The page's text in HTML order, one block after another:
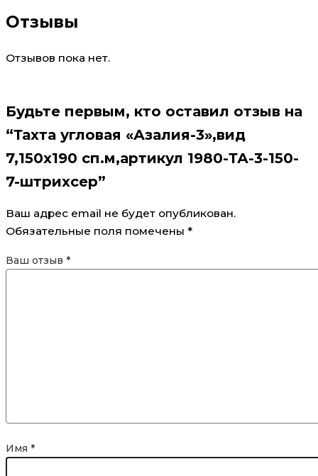
Отзывы
Отзывов пока нет.
Будьте первым, кто оставил отзыв на
“Тахта угловая «Азалия-3»,вид
7,150х190 сп.м,артикул 1980-ТА-3-150-
7-штрихсер”
Ваш адрес email не будет опубликован.
Обязательные поля помечены *
Ваш отзыв *
Имя *